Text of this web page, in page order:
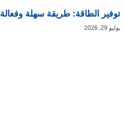
توفير الطاقة: طريقة سهلة وفعالة
يوليو 29, 2026